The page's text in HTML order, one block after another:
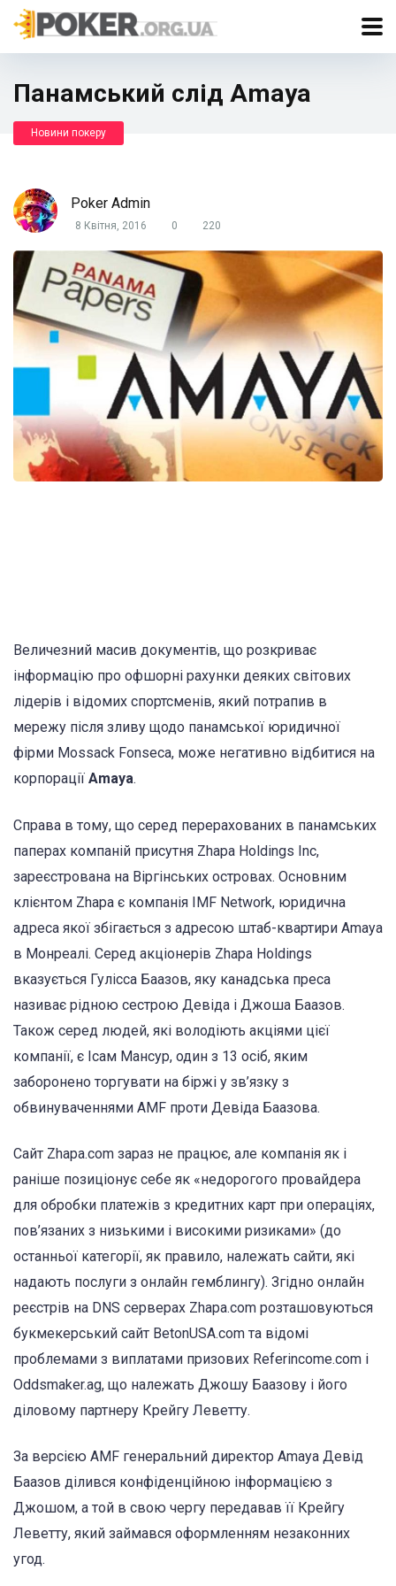
Панамський слід Amaya
Новини покеру
Poker Admin
8 Квітня, 2016 0 220
Величезний масив документів, що розкриває
інформацію про офшорні рахунки деяких світових
лідерів і відомих спортсменів, який потрапив в
мережу після зливу щодо панамської юридичної
фірми Mossack Fonseca, може негативно відбитися на
корпорації Amaya.
Справа в тому, що серед перерахованих в панамських
паперах компаній присутня Zhapa Holdings Inc,
зареєстрована на Віргінських островах. Основним
клієнтом Zhapa є компанія IMF Network, юридична
адреса якої збігається з адресою штаб-квартири Amaya
в Монреалі. Серед акціонерів Zhapa Holdings
вказується Гулісса Баазов, яку канадська преса
називає рідною сестрою Девіда і Джоша Баазов.
Також серед людей, які володіють акціями цієї
компанії, є Ісам Мансур, один з 13 осіб, яким
заборонено торгувати на біржі у зв’язку з
обвинуваченнями AMF проти Девіда Баазова.
Сайт Zhapa.com зараз не працює, але компанія як і
раніше позиціонує себе як «недорогого провайдера
для обробки платежів з кредитних карт при операціях,
пов’язаних з низькими і високими ризиками» (до
останньої категорії, як правило, належать сайти, які
надають послуги з онлайн гемблингу). Згідно онлайн
реєстрів на DNS серверах Zhapa.com розташовуються
букмекерський сайт BetonUSA.com та відомі
проблемами з виплатами призових Referincome.com і
Oddsmaker.ag, що належать Джошу Баазову і його
діловому партнеру Крейгу Леветту.
За версією AMF генеральний директор Amaya Девід
Баазов ділився конфіденційною інформацією з
Джошом, а той в свою чергу передавав її Крейгу
Леветту, який займався оформленням незаконних
угод.